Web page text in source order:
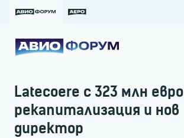
Latecoere с 323 млн евро
рекапитализация и нов
директор